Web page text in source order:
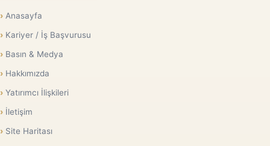
Anasayfa
Kariyer / İş Başvurusu
Basın & Medya
Hakkımızda
Yatırımcı İlişkileri
İletişim
Site Haritası